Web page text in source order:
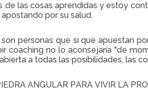
las cosas aprendidas y estoy
por su salud.
personas que si que apuestan
coaching no lo aconsejaría "de
a todas las posibilidades, las
ANGULAR PARA VIVIR LA